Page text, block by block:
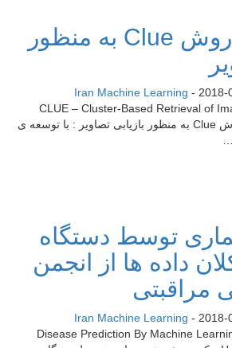
پیاده سازی روش Clue به منظور
Iran Machine Learning - 2018-
CLUE – Cluster-Based Retrieval of
Learning پیاده سازی روش Clue به منظور بازیابی تصاویر : با توسعه ی
توسط دستگاه
داده ها از انجمن
مراقبتی
Iran Machine Learning - 2018-
Disease Prediction By Machine